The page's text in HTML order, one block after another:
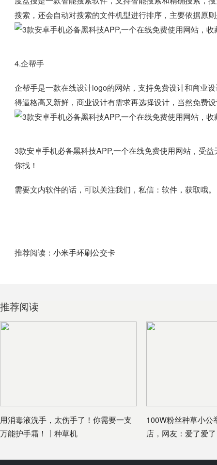
搜索，还会自动对搜索的文件机型进行排序，主要依据原
4.企帮手
企帮手是一款在线设计logo的网站，支持免费设计和商业
得逼格高又新鲜，商业设计有需求再选择设计，当然免费
3款安卓手机必备黑科技APP,一个在线免费使用网站，受
你找！
需要文内软件的话，可以关注我们，私信：软件，获取哦。
推荐阅读： 小米手环刷公交卡
推荐阅读
用消毒液洗手，太伤手了！你需要一支
万能护手霜！丨种草机
100W粉丝种草小公
店，网友：爱了爱了